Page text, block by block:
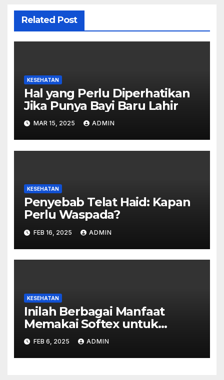
Related Post
KESEHATAN
Hal yang Perlu Diperhatikan
Jika Punya Bayi Baru Lahir
MAR 15, 2025 ADMIN
KESEHATAN
Penyebab Telat Haid: Kapan
Perlu Waspada?
FEB 16, 2025 ADMIN
KESEHATAN
Inilah Berbagai Manfaat
Memakai Softex untuk
Keputihan
FEB 6, 2025 ADMIN